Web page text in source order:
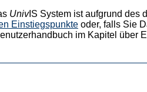
UnivIS System ist aufgrund des
Einstiegspunkte oder, falls Sie
im Kapitel über